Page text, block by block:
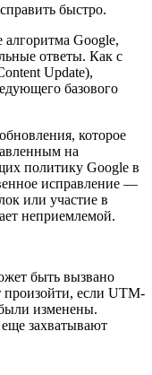
быстро.
алгоритма Google,
ответы. Как с
Update),
базового
которое
на
политику Google в
исправление —
или участие в
неприемлемой.
быть вызвано
если UTM-
изменены.
захватывают